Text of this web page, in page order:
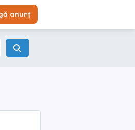
anunț